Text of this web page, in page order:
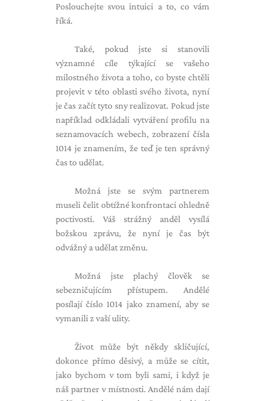
Poslouchejte svou intuici a to, co vám
říká.
Také, pokud jste si stanovili
významné cíle týkající se vašeho
milostného života a toho, co byste chtěli
projevit v této oblasti svého života, nyní
je čas začít tyto sny realizovat. Pokud jste
například odkládali vytváření profilu na
seznamovacích webech, zobrazení čísla
1014 je znamením, že teď je ten správný
čas to udělat.
Možná jste se svým partnerem
museli čelit obtížné konfrontaci ohledně
poctivosti. Váš strážný anděl vysílá
božskou zprávu, že nyní je čas být
odvážný a udělat změnu.
Možná jste plachý člověk se
sebezničujícím přístupem. Andělé
posílají číslo 1014 jako znamení, aby se
vymanili z vaší ulity.
Život může být někdy skličující,
dokonce přímo děsivý, a může se cítit,
jako bychom v tom byli sami, i když je
náš partner v místnosti. Andělé nám dají